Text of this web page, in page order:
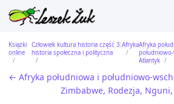
Książki
online
Człowiek kultura historia część 3:
historia społeczna i polityczna
AfrykaAfryka
Atlantyk
← Afryka południowa i południowo-
Zimbabwe, Rodezja,